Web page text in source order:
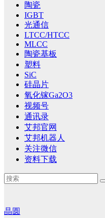
陶瓷
IGBT
光通信
LTCC/HTCC
MLCC
陶瓷基板
塑料
SiC
硅晶片
氧化镓Ga2O3
视频号
通讯录
艾邦官网
艾邦机器人
关注微信
资料下载
晶圆